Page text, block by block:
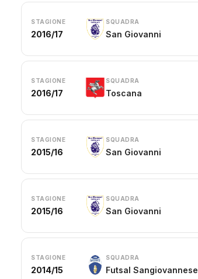
STAGIONE
2016/17
SQUADRA
San Giovanni
STAGIONE
2016/17
SQUADRA
Toscana
STAGIONE
2015/16
SQUADRA
San Giovanni
STAGIONE
2015/16
SQUADRA
San Giovanni
STAGIONE
2014/15
SQUADRA
Futsal Sangiovannese